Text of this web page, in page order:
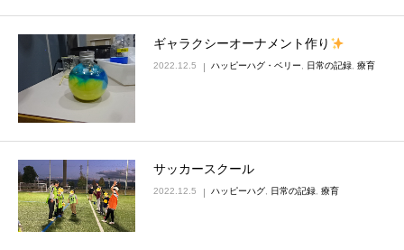
ギャラクシーオーナメント作り
2022.12.5 ハッピーハグ・ベリー, 日常の記録, 療育
サッカースクール
2022.12.5 ハッピーハグ 日常の記録 療育